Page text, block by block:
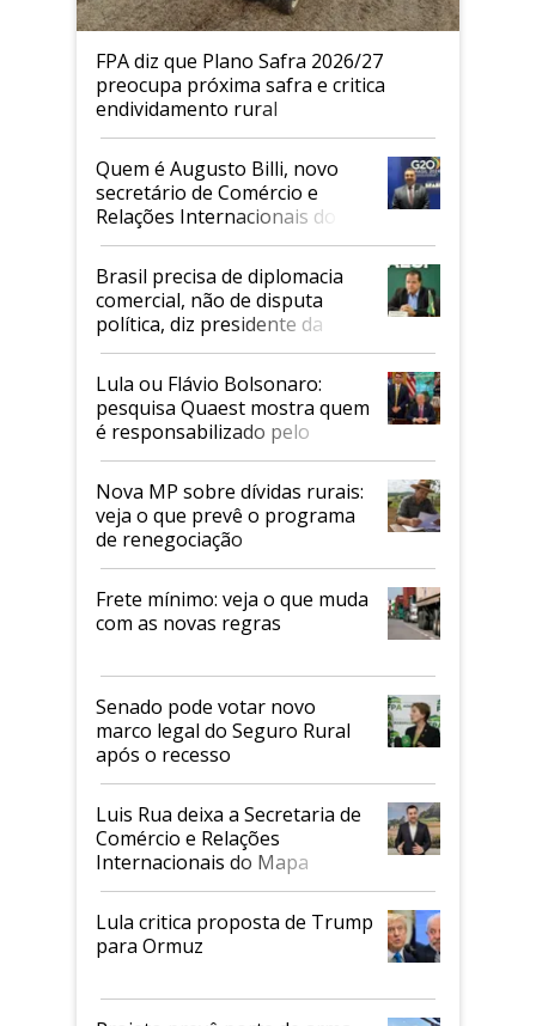
FPA diz que Plano Safra 2026/27
preocupa próxima safra e critica
endividamento rural
Quem é Augusto Billi, novo
secretário de Comércio e
Relações Internacionais do
Mapa
Brasil precisa de diplomacia
comercial, não de disputa
política, diz presidente da
Faesp
Lula ou Flávio Bolsonaro:
pesquisa Quaest mostra quem
é responsabilizado pelo
tarifaço dos EUA
Nova MP sobre dívidas rurais:
veja o que prevê o programa
de renegociação
Frete mínimo: veja o que muda
com as novas regras
Senado pode votar novo
marco legal do Seguro Rural
após o recesso
Luis Rua deixa a Secretaria de
Comércio e Relações
Internacionais do Mapa
Lula critica proposta de Trump
para Ormuz